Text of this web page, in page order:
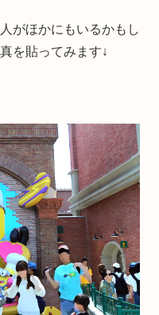
がほかにもいるかもし
を貼ってみます↓